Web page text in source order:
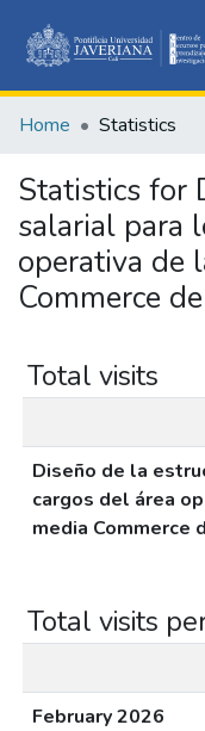
Home Statistics
Statistics for
salarial para
operativa de
Commerce
Total visits
Diseño de la
cargos del área
media Commerce
Total visits
February 2026